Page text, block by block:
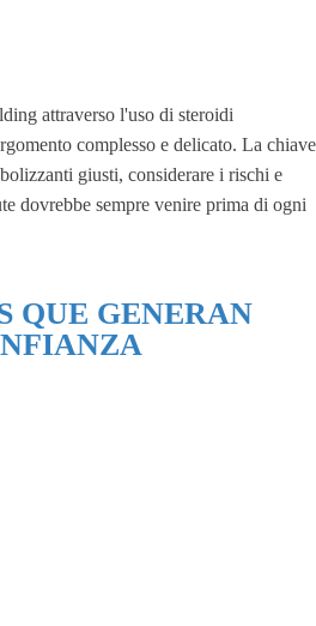
attraverso l'uso di steroidi
complesso e delicato. La chiave
giusti, considerare i rischi e
dovrebbe sempre venire prima di ogni
QUE GENERAN